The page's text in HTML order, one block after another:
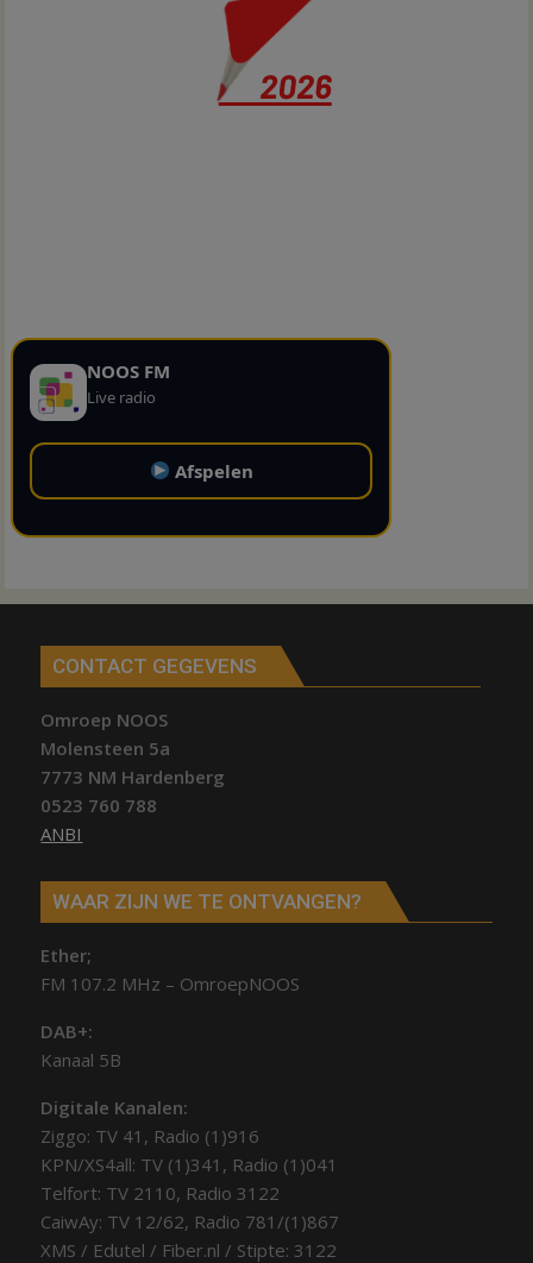
NOOS FM
Live radio
Afspelen
CONTACT GEGEVENS
Omroep NOOS
Molensteen 5a
7773 NM Hardenberg
0523 760 788
ANBI
WAAR ZIJN WE TE ONTVANGEN?
Ether;
FM 107.2 MHz – OmroepNOOS
DAB+:
Kanaal 5B
Digitale Kanalen:
Ziggo: TV 41, Radio (1)916
KPN/XS4all: TV (1)341, Radio (1)041
Telfort: TV 2110, Radio 3122
CaiwAy: TV 12/62, Radio 781/(1)867
XMS / Edutel / Fiber.nl / Stipte: 3122